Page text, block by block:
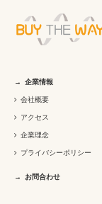
企業情報
会社概要
アクセス
企業理念
プライバシーポリシー
お問合わせ